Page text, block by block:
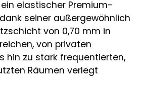
elastischer Premium-
seiner außergewöhnlich
von 0,70 mm in
von privaten
hin zu stark frequentierten,
Räumen verlegt